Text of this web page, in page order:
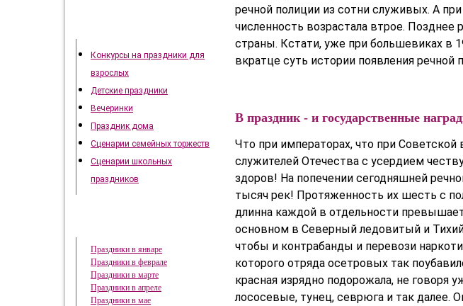
речной полиции из сотни служивых. А
численность возрастала втрое. Позднее
страны. Кстати, уже при большевиках в
вкратце суть истории появления
В праздник - и государственные
Что при императорах, что при
служителей Отечества с усердием
здоров! На попечении сегодняшней
тысяч рек! Протяженность их шесть с
длинна каждой в отдельности
основном в Северный ледовитый и
чтобы и контрабанды и перевози
которого отряда осетровых так
красная изрядно подорожала, не говоря
лососевые, тунец, севрюга и так далее.
Конкурсы на праздники для
взрослых
Детские праздники
Вечеринки
Праздник дома
Сценарии семейных торжеств
Сценарии школьных
праздников
Праздники в январе
Праздники в феврале
Праздники в марте
Праздники в апреле
Праздники в мае